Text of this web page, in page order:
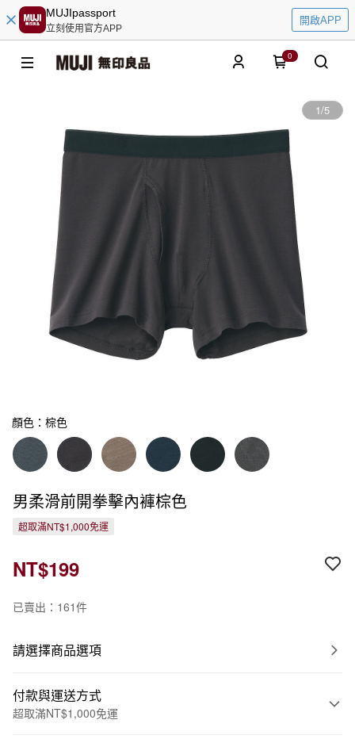
MUJIpassport
立刻使用官方APP
開啟APP
0
1/5
顏色：棕色
男柔滑前開拳擊內褲棕色
超取滿NT$1,000免運
NT$199
已賣出：161件
請選擇商品選項
付款與運送方式
超取滿NT$1,000免運